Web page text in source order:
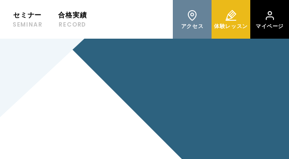
セミナー
SEMINAR
合格実績
RECORD
アクセス 体験レッスン マイページ